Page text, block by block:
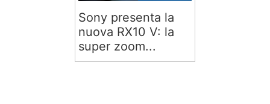
Sony presenta la
nuova RX10 V: la
super zoom...